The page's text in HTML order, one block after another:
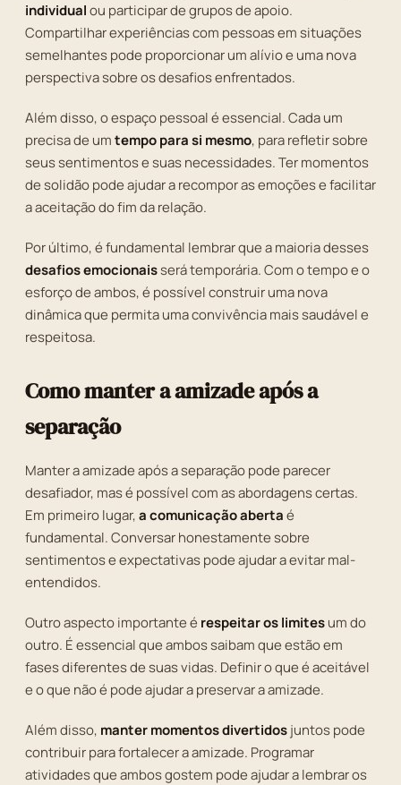
individualou participar de grupos de apoio.
Compartilhar experiências com pessoas em situações
semelhantes pode proporcionar um alívio e uma nova
perspectiva sobre os desafios enfrentados.
Além disso, o espaço pessoal é essencial. Cada um
precisa de umtempo para si mesmo, para refletir sobre
seus sentimentos e suas necessidades. Ter momentos
de solidão pode ajudar a recompor as emoções e facilitar
a aceitação do fim da relação.
Por último, é fundamental lembrar que a maioria desses
desafios emocionaisserá temporária. Com o tempo e o
esforço de ambos, é possível construir uma nova
dinâmica que permita uma convivência mais saudável e
respeitosa.
Como manter a amizade após a
separação
Manter a amizade após a separação pode parecer
desafiador, mas é possível com as abordagens certas.
Em primeiro lugar,a comunicação abertaé
fundamental. Conversar honestamente sobre
sentimentos e expectativas pode ajudar a evitar mal-
entendidos.
Outro aspecto importante é respeitar os limitesum do
outro. É essencial que ambos saibam que estão em
fases diferentes de suas vidas. Definir o que é aceitável
e o que não é pode ajudar a preservar a amizade.
Além disso, manter momentos divertidosjuntos pode
contribuir para fortalecer a amizade. Programar
atividades que ambos gostem pode ajudar a lembrar os